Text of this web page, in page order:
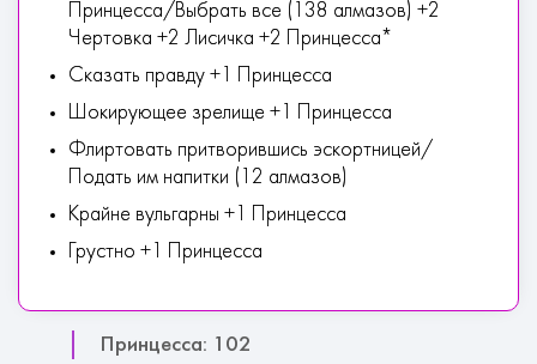
Принцесса/Выбрать все (138 алмазов) +2
Чертовка +2 Лисичка +2 Принцесса*
Сказать правду +1 Принцесса
Шокирующее зрелище +1 Принцесса
Флиртовать притворившись эскортницей/
Подать им напитки (12 алмазов)
Крайне вульгарны +1 Принцесса
Грустно +1 Принцесса
Принцесса: 102